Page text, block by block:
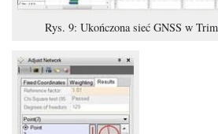
Rys. 9: Ukończona sieć GNSS w